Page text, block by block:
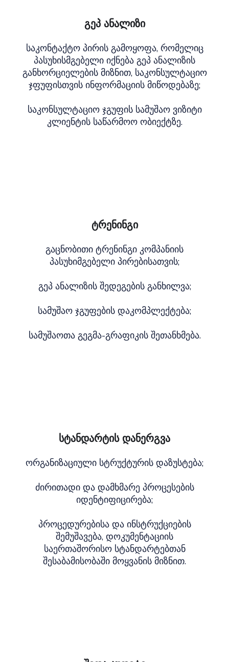
გეპ ანალიზი
საკონტაქტო პირის გამოყოფა, რომელიც
პასუხისმგებელი იქნება გეპ ანალიზის
განხორციელების მიზნით, საკონსულტაციო
ჯფუფისთვის ინფორმაციის მიწოდებაზე;
საკონსულტაციო ჯგუფის სამუშაო ვიზიტი
კლიენტის საწარმოო ობიექტზე.
ტრენინგი
გაცნობითი ტრენინგი კომპანიის
პასუხიმგებელი პირებისათვის;
გეპ ანალიზის შედეგების განხილვა;
სამუშაო ჯგუფების დაკომპლექტება;
სამუშაოთა გეგმა-გრაფიკის შეთანხმება.
სტანდარტის დანერგვა
ორგანიზაციული სტრუქტურის დაზუსტება;
ძირითადი და დამხმარე პროცესების
იდენტიფიცირება;
პროცედურებისა და ინსტრუქციების
შემუშავება, დოკუმენტაციის
საერთაშორისო სტანდარტებთან
შესაბამისობაში მოყვანის მიზნით.